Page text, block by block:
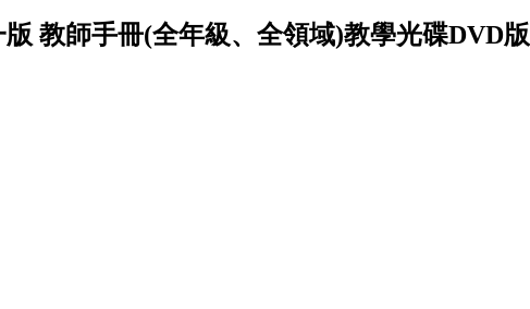
教師手冊(全年級、全領域)教學光碟DVD版